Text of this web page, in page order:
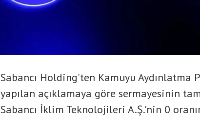
Sabancı Holding'ten Kamuyu Aydınlatma
yapılan açıklamaya göre sermayesinin
Sabancı İklim Teknolojileri A.Ş.'nin 0